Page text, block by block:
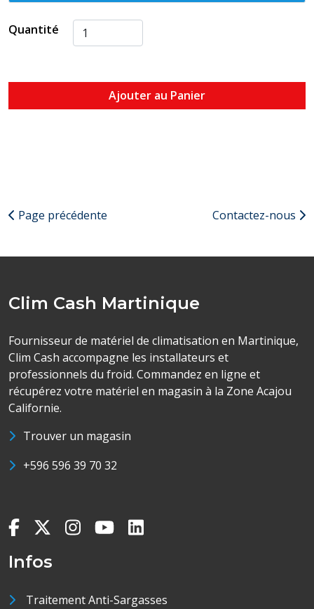
Quantité
Ajouter au Panier
Page précédente Contactez-nous
Clim Cash Martinique
Fournisseur de matériel de climatisation en Martinique,
Clim Cash accompagne les installateurs et
professionnels du froid. Commandez en ligne et
récupérez votre matériel en magasin à la Zone Acajou
Californie.
Trouver un magasin
+596 596 39 70 32
Infos
Traitement Anti-Sargasses